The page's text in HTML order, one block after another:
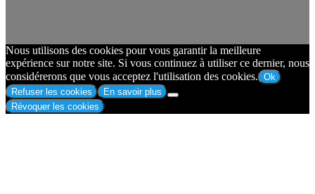
Nous utilisons des cookies pour vous garantir la meilleure
expérience sur notre site. Si vous continuez à utiliser ce dernier, nous
considérerons que vous acceptez l'utilisation des cookies. Ok
Refuser les cookies
En savoir plus
Révoquer les cookies